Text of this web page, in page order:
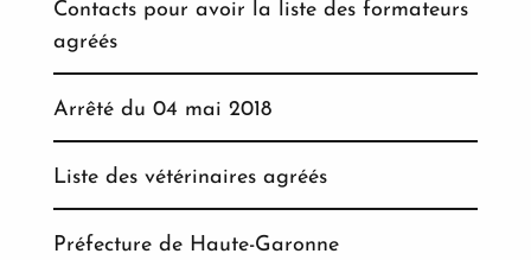
Contacts pour avoir la liste des formateurs
agréés
Arrêté du 04 mai 2018
Liste des vétérinaires agréés
Préfecture de Haute-Garonne